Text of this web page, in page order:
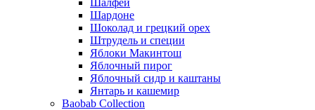
Шалфей
Шардоне
Шоколад и грецкий орех
Штрудель и специи
Яблоки Макинтош
Яблочный пирог
Яблочный сидр и каштаны
Янтарь и кашемир
Baobab Collection